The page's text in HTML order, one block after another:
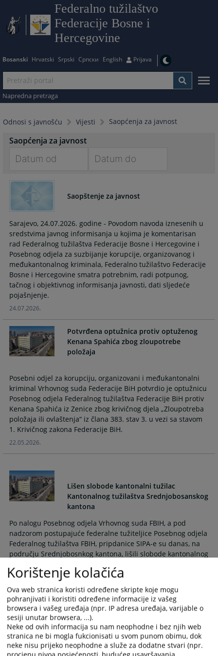
Federalno tužilaštvo
Federacije Bosne i
Hercegovine
Bosanski Hrvatski Srpski Српски English Prijava
Napredna pretraga
Odnosi s javnošću Vijesti Saopćenja za javnost
Saopćenja za javnost
forward
interact
the
calendar
and
select
a
date.
Press
the
mark
key
to
get
keyboard
shortcuts
for
changing
dates.
to
the
calendar
and
select
a
date.
key
to
get
keyboard
shortcuts
for
changing
dates.
Saopštenje za javnost
Sarajevo, 24.07.2026. godine - Povodom navoda iznesenih u
sredstvima javnog informisanja u kojima je komentarisan
rad Federalnog tužilaštva Federacije Bosne i Hercegovine i
Posebnog odjela za suzbijanje korupcije, organizovanog i
međukantonalnog kriminala, Federalno tužilaštvo Federacije
Bosne i Hercegovine smatra potrebnim, radi potpunog,
tačnog i objektivnog informisanja javnosti, dati sljedeće
pojašnjenje.
24.07.2026.
Potvrđena optužnica protiv optuženog
Kenana Spahića zbog zloupotrebe
položaja
Posebni odjel za korupciju, organizovani i međukantonalni
kriminal Vrhovnog suda Federacije BiH potvrdio je optužnicu
Posebnog odjela Federalnog tužilaštva Federacije BiH protiv
Kenana Spahića iz Zenice zbog krivičnog djela „Zloupotreba
položaja ili ovlaštenja“ iz člana 383. stav 3. u vezi sa stavom
22.05.2026.
Lišen slobode kantonalni tužilac
Kantonalnog tužilaštva Srednjobosanskog
Po nalogu Posebnog odjela Vrhovnog suda FBIH, a pod
nadzorom postupajuće federalne tužiteljice Posebnog odjela
Federalnog tužilaštva FBIH, pripdanice SIPA-e su danas, na
području Srednjobosnkog kantona, lišili slobode kantonalnog
Mehu Bradića.
11.05.2026.
Izjašnjenje na žalbu u kaznenom
predmetu protiv optuženog Senada
Gračanina i ostalih
U kaznenom predmetu protiv optuženog Senada Gračanina i
Korištenje kolačića
Ova web stranica koristi određene skripte koje mogu
pohranjivati i koristiti određene informacije iz vašeg
browsera i vašeg uređaja (npr. IP adresa uređaja, varijable o
sesiji unutar browsera, ...).
Neke od ovih informacija su nam neophodne i bez njih web
stranica ne bi mogla fukcionisati u svom punom obimu, dok
neke nisu prijeko neophodne a služe za dodatne stvari (npr.